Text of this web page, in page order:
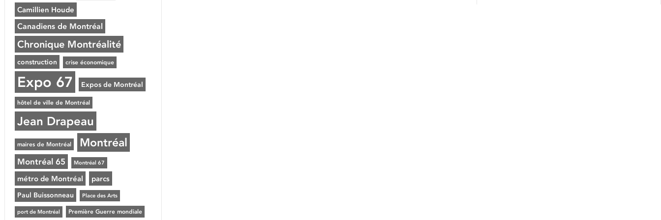
Camillien Houde
Canadiens de Montréal
Chronique Montréalité
construction crise économique
Expo 67 Expos de Montréal
hôtel de ville de Montréal
Jean Drapeau
maires de Montréal Montréal
Montréal 65 Montréal 67
métro de Montréal parcs
Paul Buissonneau Place des Arts
port de Montréal Première Guerre mondiale